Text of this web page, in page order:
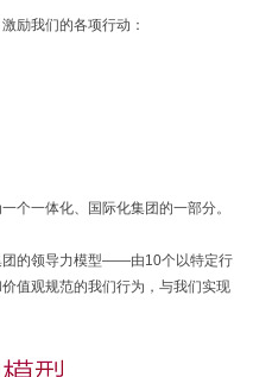
励我们的各项行动：
个一体化、国际化集团的一部分。
的领导力模型——由10个以特定行
值观规范的我们行为，与我们实现